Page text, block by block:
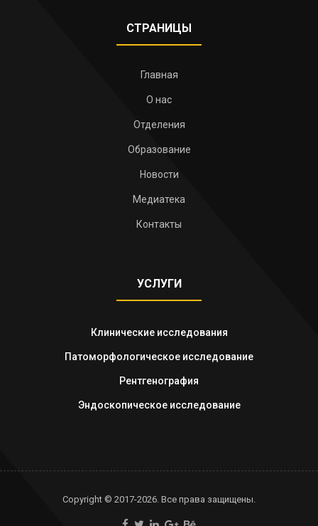
СТРАНИЦЫ
Главная
О нас
Отделения
Образование
Новости
Медиатека
Контакты
УСЛУГИ
Клинические исследования
Патоморфологическое исследование
Рентгенография
Эндоскопическое исследование
Copyright © 2017-2026. Все права защищены.